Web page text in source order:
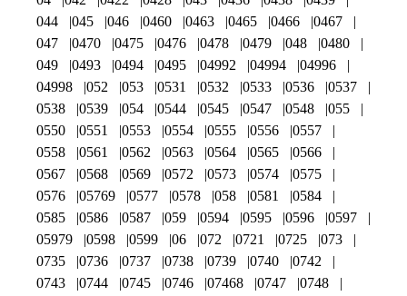
044
045 046 0460 0463 0465 0466
0467
047
0470 0475 0476 0478 0479 048
0480
049
0493 0494 0495 04992 04994
04996
04998
052 053 0531 0532 0533 0536
0537
0538
0539 054 0544 0545 0547 0548
055
0550
0551 0553 0554 0555 0556
0557
0558
0561 0562 0563 0564 0565
0566
0567
0568 0569 0572 0573 0574
0575
0576
05769 0577 0578 058 0581
0584
0585
0586 0587 059 0594 0595 0596
0597
05979
0598 0599 06 072 0721 0725
073
0735
0736 0737 0738 0739 0740
0742
0743
0744 0745 0746 07468 0747
0748